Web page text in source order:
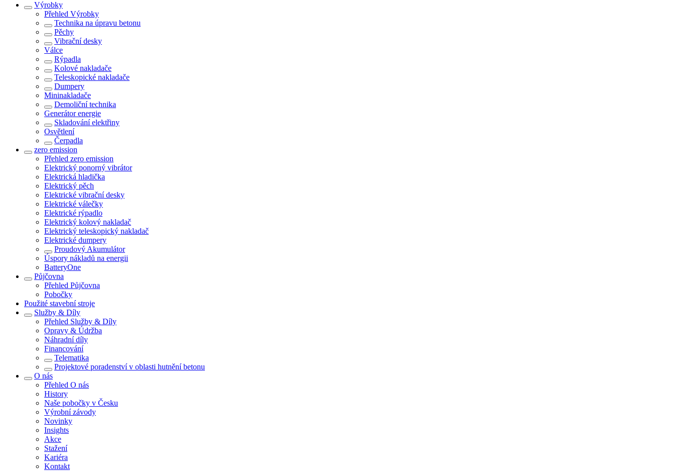
Výrobky
Přehled Výrobky
Technika na úpravu betonu
Pěchy
Vibrační desky
Válce
Rýpadla
Kolové nakladače
Teleskopické nakladače
Dumpery
Mininakladače
Demoliční technika
Generátor energie
Skladování elektřiny
Osvětlení
Čerpadla
zero emission
Přehled zero emission
Elektrický ponorný vibrátor
Elektrická hladička
Elektrický pěch
Elektrické vibrační desky
Elektrické válečky
Elektrické rýpadlo
Elektrický kolový nakladač
Elektrický teleskopický nakladač
Elektrické dumpery
Proudový Akumulátor
Úspory nákladů na energii
BatteryOne
Půjčovna
Přehled Půjčovna
Pobočky
Použité stavební stroje
Služby & Díly
Přehled Služby & Díly
Opravy & Údržba
Náhradní díly
Financování
Telematika
Projektové poradenství v oblasti hutnění betonu
O nás
Přehled O nás
History
Naše pobočky v Česku
Výrobní závody
Novinky
Insights
Akce
Stažení
Kariéra
Kontakt